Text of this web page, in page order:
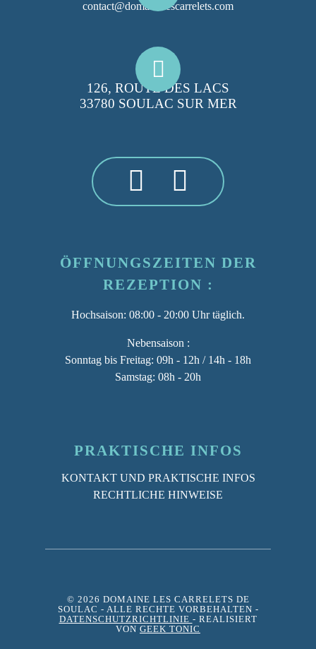
contact@domainelescarrelets.com
126, ROUTE DES LACS
33780 SOULAC SUR MER
ÖFFNUNGSZEITEN DER
REZEPTION :
Hochsaison: 08:00 - 20:00 Uhr täglich.
Nebensaison :
Sonntag bis Freitag: 09h - 12h / 14h - 18h
Samstag: 08h - 20h
PRAKTISCHE INFOS
KONTAKT UND PRAKTISCHE INFOS
RECHTLICHE HINWEISE
© 2026 DOMAINE LES CARRELETS DE
SOULAC - ALLE RECHTE VORBEHALTEN -
DATENSCHUTZRICHTLINIE - REALISIERT
VON GEEK TONIC